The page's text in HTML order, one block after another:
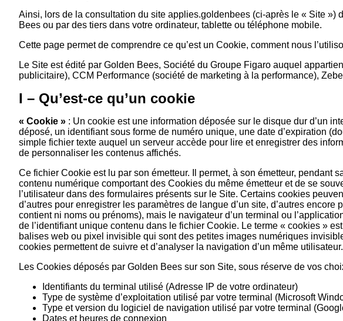
Ainsi, lors de la consultation du site applies.goldenbees (ci-après le « Site
Bees ou par des tiers dans votre ordinateur, tablette ou téléphone mobile.
Cette page permet de comprendre ce qu’est un Cookie, comment nous
Le Site est édité par Golden Bees, Société du Groupe Figaro auquel
publicitaire), CCM Performance (société de marketing à la performance),
I – Qu’est-ce qu’un cookie
« Cookie » : Un cookie est une information déposée sur le disque dur d’un
déposé, un identifiant sous forme de numéro unique, une date d’expiration
simple fichier texte auquel un serveur accède pour lire et enregistrer des
de personnaliser les contenus affichés.
Ce fichier Cookie est lu par son émetteur. Il permet, à son émetteur,
contenu numérique comportant des Cookies du même émetteur et de se
l’utilisateur dans des formulaires présents sur le Site. Certains cookies
d’autres pour enregistrer les paramètres de langue d’un site, d’autres
contient ni noms ou prénoms), mais le navigateur d’un terminal ou
de l’identifiant unique contenu dans le fichier Cookie. Le terme « cookies »
balises web ou pixel invisible qui sont des petites images numériques
cookies permettent de suivre et d’analyser la navigation d’un même utilisateur.
Les Cookies déposés par Golden Bees sur son Site, sous réserve de vos
Identifiants du terminal utilisé (Adresse IP de votre ordinateur)
Type de système d’exploitation utilisé par votre terminal (Microsoft
Type et version du logiciel de navigation utilisé par votre terminal
Dates et heures de connexion